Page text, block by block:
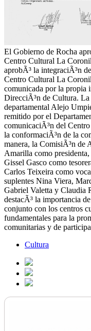
El Gobierno de Rocha
Centro Cultural La
aprobÃ³ la integraciÃ³n
Centro Cultural La
comunicada por la propia
DirecciÃ³n de Cultura.
departamental Alejo
remitido por el
comunicaciÃ³n del
la conformaciÃ³n de la
manera, la ComisiÃ³n de
Amarilla como
Gissel Gasco como
Carlos Teixeira como
suplentes Nina Viera,
Gabriel Valetta y Claudia
destacÃ³ la importancia
conjunto con los centros
fundamentales para la
comunitarias y de
Cultura